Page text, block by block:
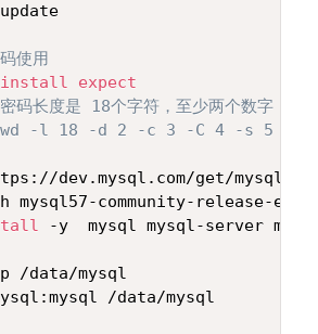
使用
install
expect
码长度是 18个字符，至少两个数字，三
-l 18 -d 2 -c 3 -C 4 -s 5
mysql57-community-release-el7-
-y  mysql mysql-server
/data/mysql